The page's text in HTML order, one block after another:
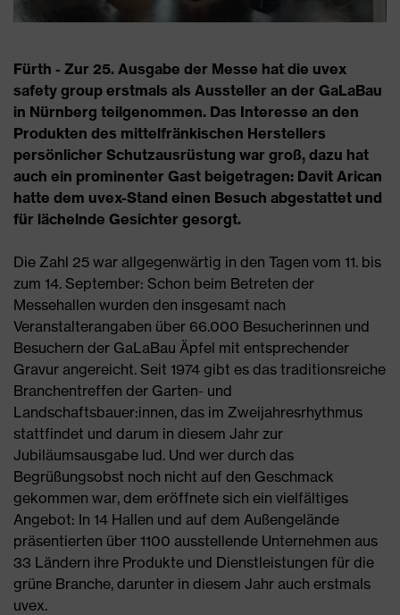
Fürth - Zur 25. Ausgabe der Messe hat die uvex
safety group erstmals als Aussteller an der GaLaBau
in Nürnberg teilgenommen. Das Interesse an den
Produkten des mittelfränkischen Herstellers
persönlicher Schutzausrüstung war groß, dazu hat
auch ein prominenter Gast beigetragen: Davit Arican
hatte dem uvex-Stand einen Besuch abgestattet und
für lächelnde Gesichter gesorgt.
Die Zahl 25 war allgegenwärtig in den Tagen vom 11. bis
zum 14. September: Schon beim Betreten der
Messehallen wurden den insgesamt nach
Veranstalterangaben über 66.000 Besucherinnen und
Besuchern der GaLaBau Äpfel mit entsprechender
Gravur angereicht. Seit 1974 gibt es das traditionsreiche
Branchentreffen der Garten- und
Landschaftsbauer:innen, das im Zweijahresrhythmus
stattfindet und darum in diesem Jahr zur
Jubiläumsausgabe lud. Und wer durch das
Begrüßungsobst noch nicht auf den Geschmack
gekommen war, dem eröffnete sich ein vielfältiges
Angebot: In 14 Hallen und auf dem Außengelände
präsentierten über 1100 ausstellende Unternehmen aus
33 Ländern ihre Produkte und Dienstleistungen für die
grüne Branche, darunter in diesem Jahr auch erstmals
uvex.